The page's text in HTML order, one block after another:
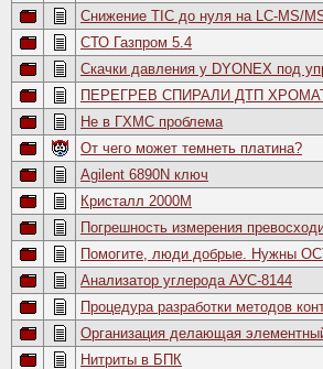
Снижение TIC до нуля на LC-MS/
СТО Газпром 5.4
Скачки давления у DYONEX под
ПЕРЕГРЕВ СПИРАЛИ ДТП
He в ГХМС проблема
От чего может темнеть платина?
Agilent 6890N ключ
Кристалл 2000М
Погрешность измерения
Помогите, люди добрые. Нужны
Анализатор углерода АУС-8144
Процедура разработки методов
Организация делающая
Нитриты в БПК